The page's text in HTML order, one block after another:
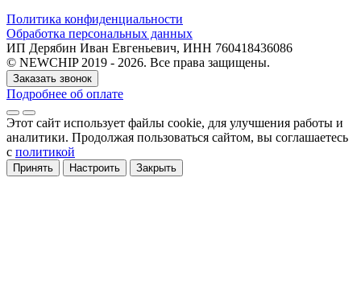
Политика конфиденциальности
Обработка персональных данных
ИП Дерябин Иван Евгеньевич, ИНН 760418436086
© NEWCHIP 2019 - 2026. Все права защищены.
Заказать звонок
Подробнее об оплате
Этот сайт использует файлы cookie, для улучшения работы и
аналитики. Продолжая пользоваться сайтом, вы соглашаетесь
с политикой
Принять Настроить Закрыть